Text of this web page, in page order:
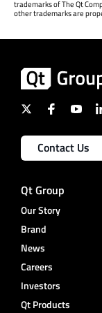
trademarks of The Qt
other trademarks are
Contact Us
Qt Group
Our Story
Brand
News
Careers
Investors
Qt Products